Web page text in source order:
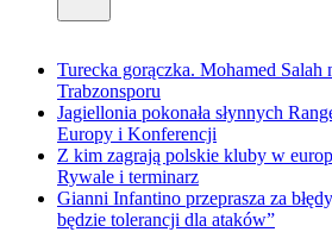
Turecka gorączka. Mohamed Salah
Trabzonsporu
Jagiellonia pokonała słynnych
Europy i Konferencji
Z kim zagrają polskie kluby w
Rywale i terminarz
Gianni Infantino przeprasza za
będzie tolerancji dla ataków”